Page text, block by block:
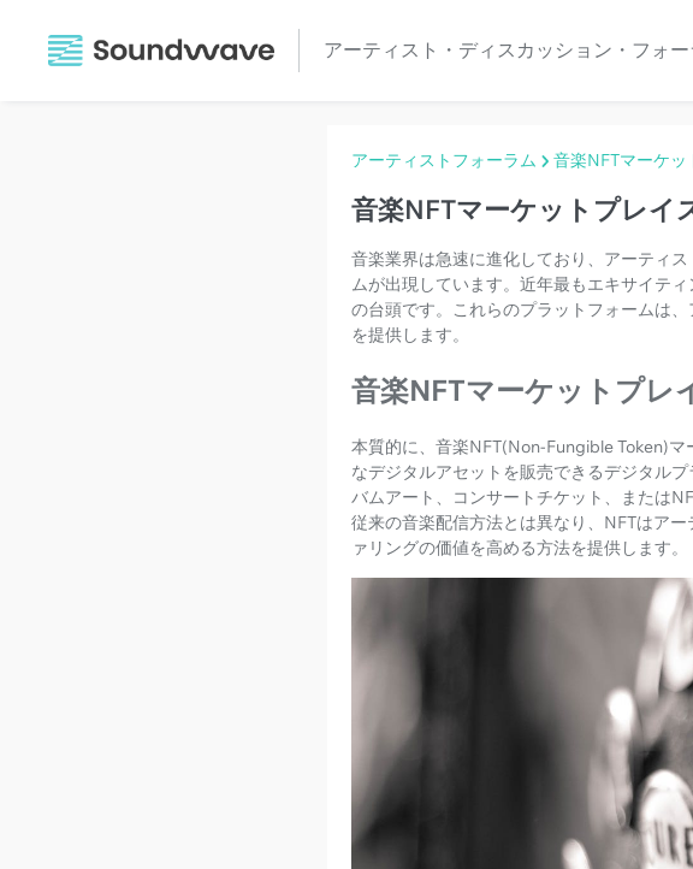
アーティスト・ディスカッション・フォー
アーティストフォーラム 音楽NFTマーケ
音楽NFTマーケットプレイ
音楽業界は急速に進化しており、アーティ
ムが出現しています。近年最もエキサイテ
の台頭です。これらのプラットフォームは
を提供します。
音楽NFTマーケットプレ
本質的に、音楽NFT(Non-Fungible Token)
なデジタルアセットを販売できるデジタル
バムアート、コンサートチケット、または
従来の音楽配信方法とは異なり、NFTはア
ァリングの価値を高める方法を提供します。